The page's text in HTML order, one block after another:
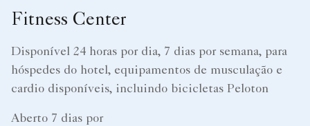
Fitness Center
Disponível 24 horas por dia, 7 dias por semana, para
hóspedes do hotel, equipamentos de musculação e
cardio disponíveis, incluindo bicicletas Peloton
Aberto 7 dias por